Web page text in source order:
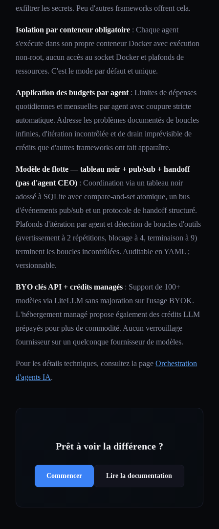
exfiltrer les secrets. Peu d'autres frameworks offrent cela.
Isolation par conteneur obligatoire : Chaque agent
s'exécute dans son propre conteneur Docker avec exécution
non-root, aucun accès au socket Docker et plafonds de
ressources. C'est le mode par défaut et unique.
Application des budgets par agent : Limites de dépenses
quotidiennes et mensuelles par agent avec coupure stricte
automatique. Adresse les problèmes documentés de boucles
infinies, d'itération incontrôlée et de drain imprévisible de
crédits que d'autres frameworks ont fait apparaître.
Modèle de flotte — tableau noir + pub/sub + handoff
(pas d'agent CEO) : Coordination via un tableau noir
adossé à SQLite avec compare-and-set atomique, un bus
d'événements pub/sub et un protocole de handoff structuré.
Plafonds d'itération par agent et détection de boucles d'outils
(avertissement à 2 répétitions, blocage à 4, terminaison à 9)
terminent les boucles incontrôlées. Auditable en YAML ;
versionnable.
BYO clés API + crédits managés : Support de 100+
modèles via LiteLLM sans majoration sur l'usage BYOK.
L'hébergement managé propose également des crédits LLM
prépayés pour plus de commodité. Aucun verrouillage
fournisseur sur un quelconque fournisseur de modèles.
Pour les détails techniques, consultez la page Orchestration
d'agents IA.
Prêt à voir la différence ?
Commencer Lire la documentation